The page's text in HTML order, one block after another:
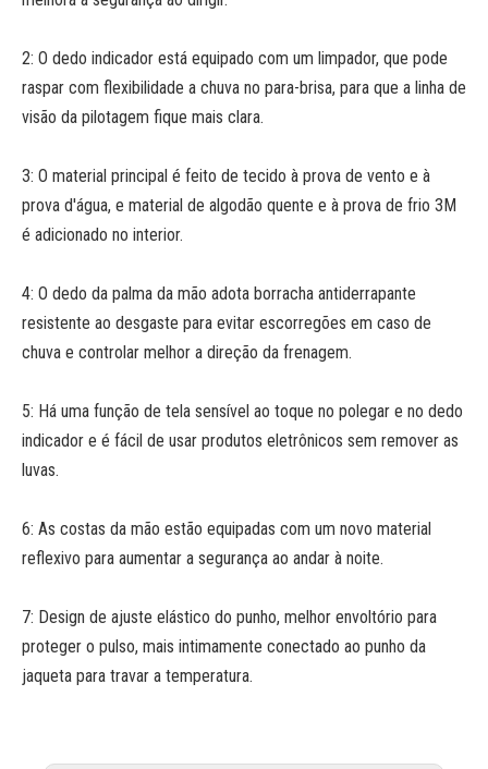
2: O dedo indicador está equipado com um limpador, que pode
raspar com flexibilidade a chuva no para-brisa, para que a linha de
visão da pilotagem fique mais clara.
3: O material principal é feito de tecido à prova de vento e à
prova d'água, e material de algodão quente e à prova de frio 3M
é adicionado no interior.
4: O dedo da palma da mão adota borracha antiderrapante
resistente ao desgaste para evitar escorregões em caso de
chuva e controlar melhor a direção da frenagem.
5: Há uma função de tela sensível ao toque no polegar e no dedo
indicador e é fácil de usar produtos eletrônicos sem remover as
luvas.
6: As costas da mão estão equipadas com um novo material
reflexivo para aumentar a segurança ao andar à noite.
7: Design de ajuste elástico do punho, melhor envoltório para
proteger o pulso, mais intimamente conectado ao punho da
jaqueta para travar a temperatura.